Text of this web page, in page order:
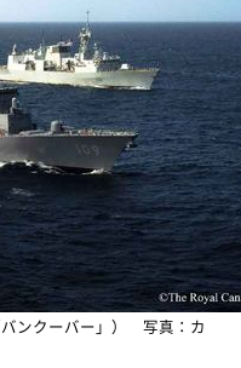
バンクーバー」） 写真：カ